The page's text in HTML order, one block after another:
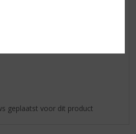
geplaatst voor dit product